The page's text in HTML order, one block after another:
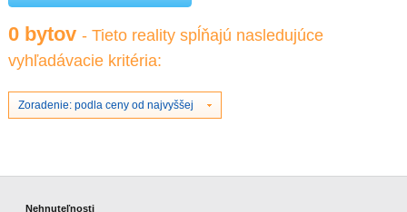
NOVOSTAVBY
NEBYTOVÉ PRIESTORY
PRIHLÁSENIE
REGISTRÁCIA
VÝVOJ CIEN REALÍT
ČLÁNKY O REALITÁCH
0 bytov - Tieto reality spĺňajú nasledujúce
vyhľadávacie kritéria:
Zoradenie: podla ceny od najvyššej
Nehnuteľnosti